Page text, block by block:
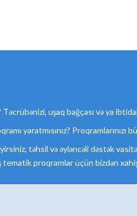
Təcrübənizi, uşaq bağçası və ya
yaratmısınız? Proqramlarınızı
təhsil və əyləncəli dəstək
tematik proqramlar üçün bizdən